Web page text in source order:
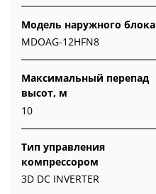
Модель наружного блока
MDOAG-12HFN8
Максимальный перепад
высот, м
10
Тип управления
компрессором
3D DC INVERTER